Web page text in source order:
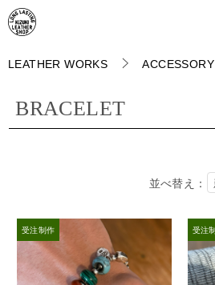
LEATHER WORKS ACCESSORY
BRACELET
並べ替え：